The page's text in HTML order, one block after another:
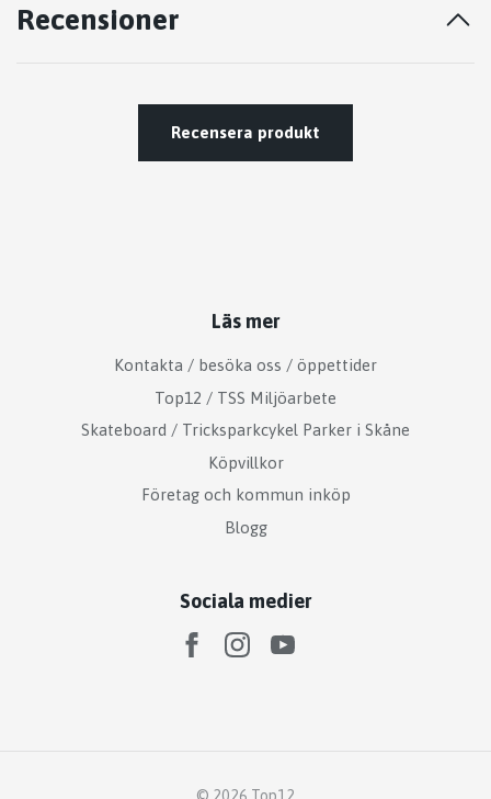
Recensioner
Recensera produkt
Läs mer
Kontakta / besöka oss / öppettider
Top12 / TSS Miljöarbete
Skateboard / Tricksparkcykel Parker i Skåne
Köpvillkor
Företag och kommun inköp
Blogg
Sociala medier
© 2026 Top12